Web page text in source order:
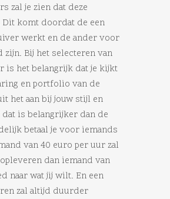
zal je zien dat deze
komt doordat de een
werkt en de ander voor
zijn. Bij het selecteren van
is het belangrijk dat je kijkt
en portfolio van de
het aan bij jouw stijl en
is belangrijker dan de
betaal je voor iemands
van 40 euro per uur zal
dan iemand van
naar wat jij wilt. En een
zal altijd duurder